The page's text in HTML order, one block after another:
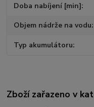
Doba nabíjení [min]
Objem nádrže na vodu
Typ akumulátoru
Zboží zařazeno v